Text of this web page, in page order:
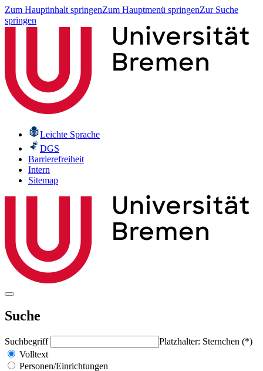
Zum Hauptinhalt springenZum Hauptmenü springenZur Suche
springen
Leichte Sprache
DGS
Barrierefreiheit
Intern
Sitemap
Suche
Suchbegriff
Platzhalter: Sternchen (*)
Volltext
Personen/Einrichtungen